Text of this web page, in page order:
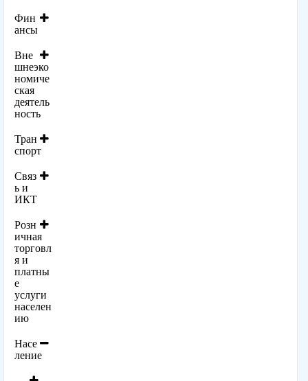
Фин
ансы
Вне
шнеэко
номиче
ская
деятель
ность
Тран
спорт
Связ
ь и
ИКТ
Розн
ичная
торговл
я и
платны
е
услуги
населен
ию
Насе
ление